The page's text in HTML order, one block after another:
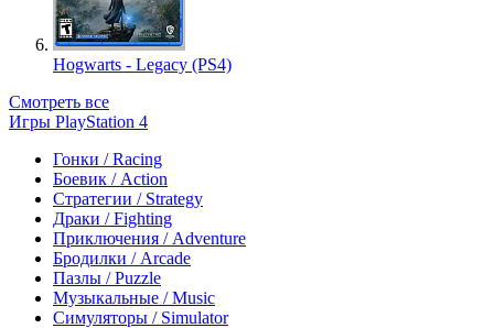
Hogwarts - Legacy (PS4)
Смотреть все
Игры PlayStation 4
Гонки / Racing
Боевик / Action
Стратегии / Strategy
Драки / Fighting
Приключения / Adventure
Бродилки / Arcade
Пазлы / Puzzle
Музыкальные / Music
Симуляторы / Simulator